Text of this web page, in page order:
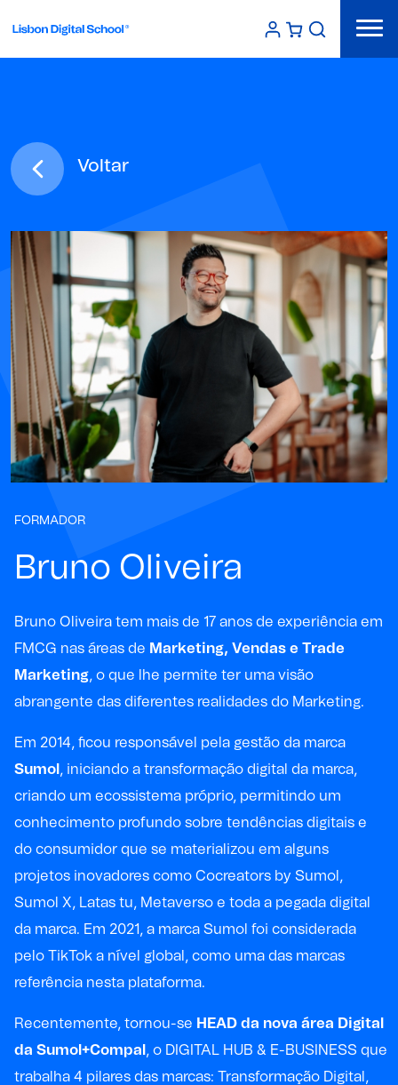
Voltar
FORMADOR
Bruno Oliveira
Bruno Oliveira tem mais de 17 anos de experiência em
FMCG nas áreas de Marketing, Vendas e Trade
Marketing, o que lhe permite ter uma visão
abrangente das diferentes realidades do Marketing.
Em 2014, ficou responsável pela gestão da marca
Sumol , iniciando a transformação digital da marca,
criando um ecossistema próprio, permitindo um
conhecimento profundo sobre tendências digitais e
do consumidor que se materializou em alguns
projetos inovadores como Cocreators by Sumol,
Sumol X, Latas tu, Metaverso e toda a pegada digital
da marca. Em 2021, a marca Sumol foi considerada
pelo TikTok a nível global, como uma das marcas
referência nesta plataforma.
Recentemente, tornou-se HEAD da nova área Digital
da Sumol+Compal , o DIGITAL HUB & E-BUSINESS que
trabalha 4 pilares das marcas: Transformação Digital,